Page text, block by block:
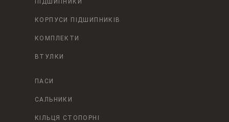
КОРПУСИ ПІДШИПНИКІВ
КОМПЛЕКТИ
ВТУЛКИ
ПАСИ
САЛЬНИКИ
КІЛЬЦЯ СТОПОРНІ